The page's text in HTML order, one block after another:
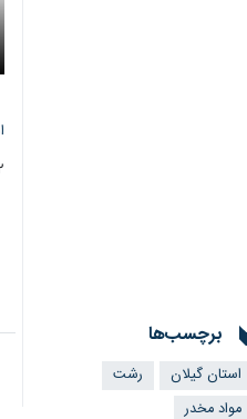
۲
برچسب‌ها
استان گیلان
رشت
مواد مخدر